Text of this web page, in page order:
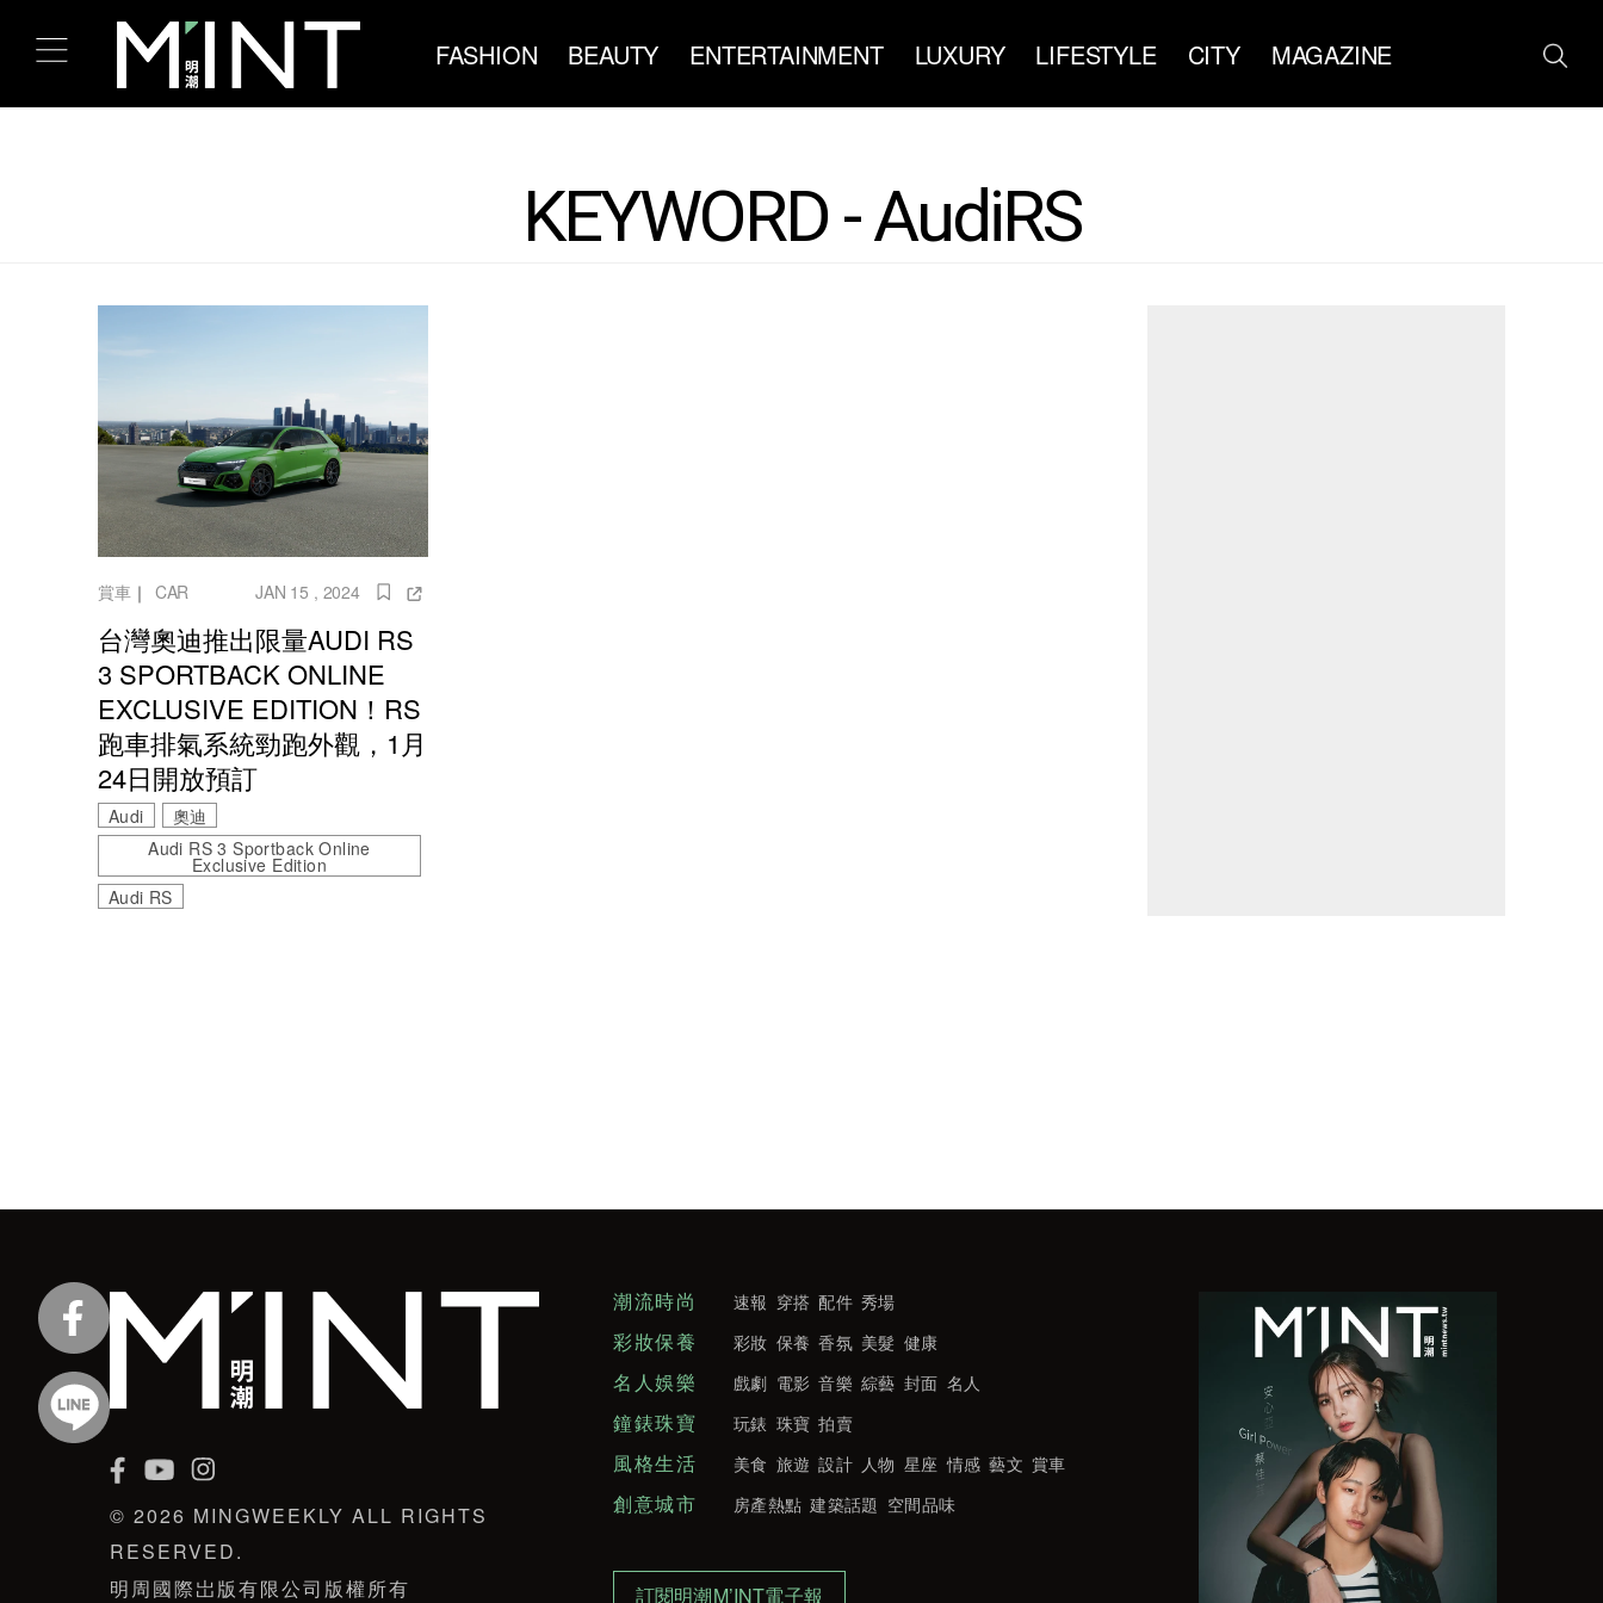
FASHION BEAUTY ENTERTAINMENT LUXURY LIFESTYLE CITY MAGAZINE
KEYWORD - AudiRS
賞車｜ CAR JAN 15 , 2024
台灣奧迪推出限量AUDI RS
3 SPORTBACK ONLINE
EXCLUSIVE EDITION！RS
跑車排氣系統勁跑外觀，1月
24日開放預訂
Audi
奧迪
Audi RS 3 Sportback Online
Exclusive Edition
Audi RS
© 2026 MINGWEEKLY ALL RIGHTS
RESERVED.
明周國際岀版有限公司版權所有
潮流時尚 速報 穿搭 配件 秀場
彩妝保養 彩妝 保養 香氛 美髮 健康
名人娛樂 戲劇 電影 音樂 綜藝 封面 名人
鐘錶珠寶 玩錶 珠寶 拍賣
風格生活 美食 旅遊 設計 人物 星座 情感 藝文 賞車
創意城市 房產熱點 建築話題 空間品味
訂閱明潮M’INT電子報